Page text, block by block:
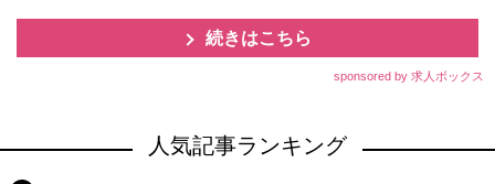
続きはこちら
sponsored by 求人ボックス
人気記事ランキング